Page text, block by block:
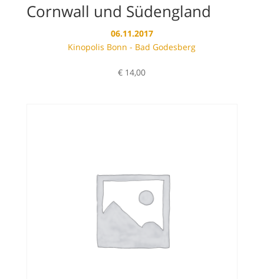
Cornwall und Südengland
06.11.2017
Kinopolis Bonn - Bad Godesberg
€ 14,00